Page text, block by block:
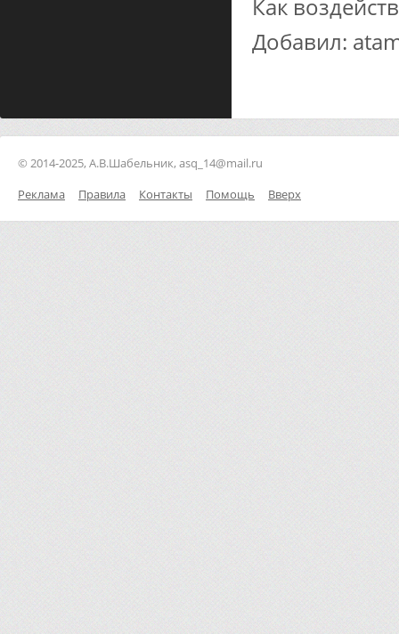
Как
Добавил:
© 2014-2025, А.В.Шабельник, asq_14@mail.ru
Реклама
Правила Контакты Помощь Вверх